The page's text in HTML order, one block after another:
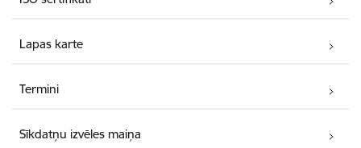
Lapas karte
Termini
Sīkdatņu izvēles maiņa